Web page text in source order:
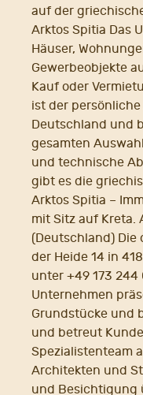
auf der
Arktos Spitia Das
Häuser,
Gewerbeobjekte
Kauf oder
ist der
Deutschland und
gesamten
und technische
gibt es die
Arktos Spitia –
mit Sitz auf Kreta.
(Deutschland)
der Heide 14 in
unter +49 173
Unternehmen
Grundstücke und
und betreut
Spezialistenteam
Architekten und
und Besichtigung